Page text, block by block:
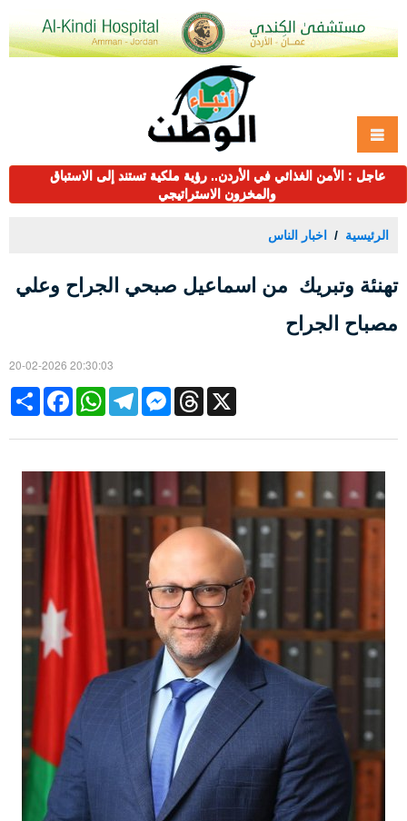
عاجل : الأمن الغذائي في الأردن.. رؤية ملكية تستند إلى الاستباق
والمخزون الاستراتيجي
الرئيسية اخبار الناس
تهنئة وتبريك من اسماعيل صبحي الجراح وعلي
مصباح الجراح
20-02-2026 20:30:03
Share
FacebookWhatsAppTelegramMessengerThreads X